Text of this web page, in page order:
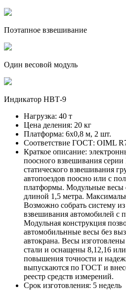
Поэтапное взвешивание
Один весовой модуль
Индикатор НВТ-9
Нагрузка: 40 т
Цена деления: 20 кг
Платформа: 6х0,8 м, 2 шт.
Соответствие ГОСТ: OIML
Краткое описание:
поосного взвешивания
статического взвешивания
автопоездов поосно или с
платформы. Модульные весы
длиной 1,5 метра.
Возможно собрать систему
взвешивания автомобилей с
Модульная конструкция
автомобильнные весы без
автокрана. Весы
стали и оснащены 8,12,16
повышения точности и
выпускаются по ГОСТ и
реестр средств измерений.
Срок изготовления: 5 недель